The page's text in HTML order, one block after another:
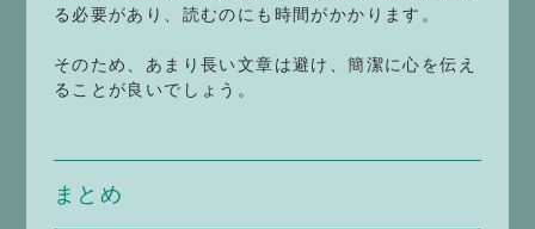
る必要があり、読むのにも時間がかかります。
そのため、あまり長い文章は避け、簡潔に心を伝え
ることが良いでしょう。
まとめ